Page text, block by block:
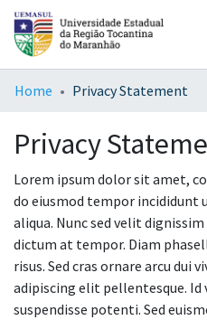
Communities & Collections
Home Privacy Statement
Privacy
Lorem ipsum dolor sit amet,
do eiusmod tempor incididunt
aliqua. Nunc sed velit
dictum at tempor. Diam
risus. Sed cras ornare arcu dui
adipiscing elit pellentesque.
suspendisse potenti. Sed